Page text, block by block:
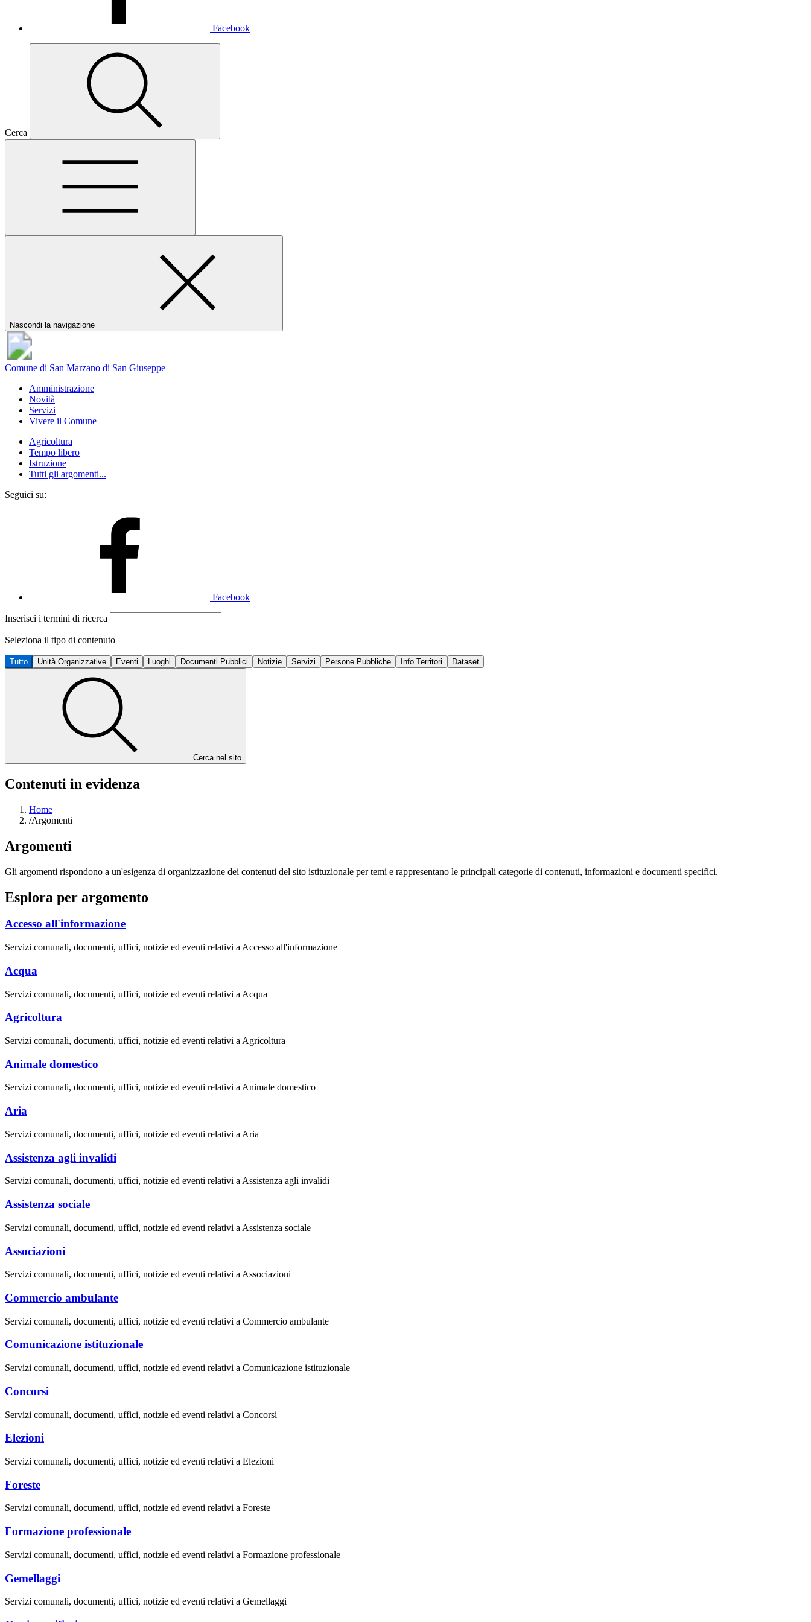
Facebook
Cerca
Nascondi la navigazione
Comune di San Marzano di San Giuseppe
Amministrazione
Novità
Servizi
Vivere il Comune
Agricoltura
Tempo libero
Istruzione
Tutti gli argomenti...
Seguici su:
Facebook
Inserisci i termini di ricerca
Seleziona il tipo di contenuto
Tutto Unità Organizzative Eventi Luoghi Documenti Pubblici Notizie Servizi Persone Pubbliche Info Territori Dataset
Cerca nel sito
Contenuti in evidenza
Home
/Argomenti
Argomenti
Gli argomenti rispondono a un'esigenza di organizzazione dei contenuti del sito istituzionale per temi e rappresentano le principali categorie di contenuti, informazioni e documenti specifici.
Esplora per argomento
Accesso all'informazione
Servizi comunali, documenti, uffici, notizie ed eventi relativi a Accesso all'informazione
Acqua
Servizi comunali, documenti, uffici, notizie ed eventi relativi a Acqua
Agricoltura
Servizi comunali, documenti, uffici, notizie ed eventi relativi a Agricoltura
Animale domestico
Servizi comunali, documenti, uffici, notizie ed eventi relativi a Animale domestico
Aria
Servizi comunali, documenti, uffici, notizie ed eventi relativi a Aria
Assistenza agli invalidi
Servizi comunali, documenti, uffici, notizie ed eventi relativi a Assistenza agli invalidi
Assistenza sociale
Servizi comunali, documenti, uffici, notizie ed eventi relativi a Assistenza sociale
Associazioni
Servizi comunali, documenti, uffici, notizie ed eventi relativi a Associazioni
Commercio ambulante
Servizi comunali, documenti, uffici, notizie ed eventi relativi a Commercio ambulante
Comunicazione istituzionale
Servizi comunali, documenti, uffici, notizie ed eventi relativi a Comunicazione istituzionale
Concorsi
Servizi comunali, documenti, uffici, notizie ed eventi relativi a Concorsi
Elezioni
Servizi comunali, documenti, uffici, notizie ed eventi relativi a Elezioni
Foreste
Servizi comunali, documenti, uffici, notizie ed eventi relativi a Foreste
Formazione professionale
Servizi comunali, documenti, uffici, notizie ed eventi relativi a Formazione professionale
Gemellaggi
Servizi comunali, documenti, uffici, notizie ed eventi relativi a Gemellaggi